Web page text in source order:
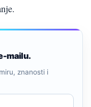
mailu.
znanosti i